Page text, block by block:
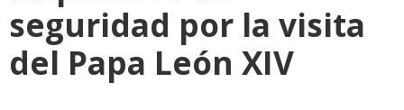
seguridad por la visita
del Papa León XIV